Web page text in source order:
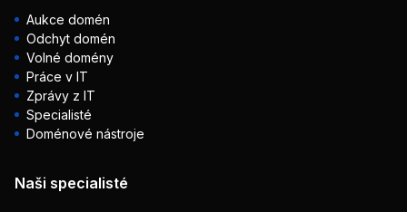
Aukce domén
Odchyt domén
Volné domény
Práce v IT
Zprávy z IT
Specialisté
Doménové nástroje
Naši specialisté